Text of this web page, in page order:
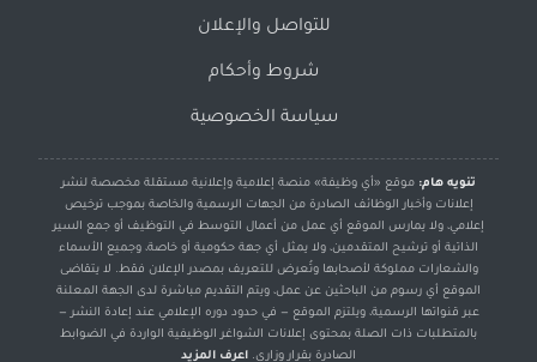
للتواصل والإعلان
شروط وأحكام
سياسة الخصوصية
تنويه هام: موقع «أي وظيفة» منصة إعلامية وإعلانية مستقلة مخصصة لنشر
إعلانات وأخبار الوظائف الصادرة من الجهات الرسمية والخاصة بموجب ترخيص
إعلامي، ولا يمارس الموقع أي عمل من أعمال التوسط في التوظيف أو جمع السير
الذاتية أو ترشيح المتقدمين، ولا يمثل أي جهة حكومية أو خاصة، وجميع الأسماء
والشعارات مملوكة لأصحابها وتُعرض للتعريف بمصدر الإعلان فقط. لا يتقاضى
الموقع أي رسوم من الباحثين عن عمل، ويتم التقديم مباشرة لدى الجهة المعلنة
عبر قنواتها الرسمية، ويلتزم الموقع — في حدود دوره الإعلامي عند إعادة النشر —
بالمتطلبات ذات الصلة بمحتوى إعلانات الشواغر الوظيفية الواردة في الضوابط
الصادرة بقرار وزاري. اعرف المزيد